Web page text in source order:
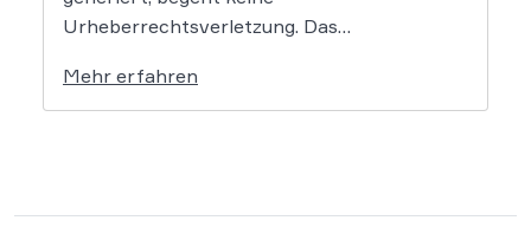
Urheberrechtsverletzung. Das
dass bloße Bildmotive nicht geschützt sind
und eine KI-gestützte Umgestaltung zulässig
Mehr erfahren